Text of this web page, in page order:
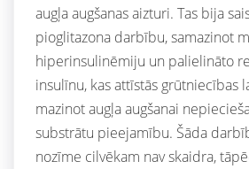
augļa augšanas aizturi. Tas bija
pioglitazona darbību, samazinot
hiperinsulinēmiju un palielināto
insulīnu, kas attīstās grūtniecības
mazinot augļa augšanai
substrātu pieejamību. Šāda
nozīme cilvēkam nav skaidra,